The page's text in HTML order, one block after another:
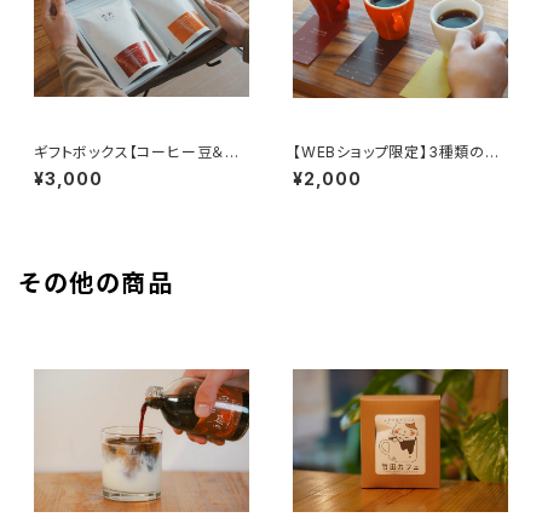
ギフトボックス【コーヒー豆＆コ
ーヒー豆】
¥3,000
【WEBショップ限定】3種類の飲
み比べセット
¥2,000
その他の商品